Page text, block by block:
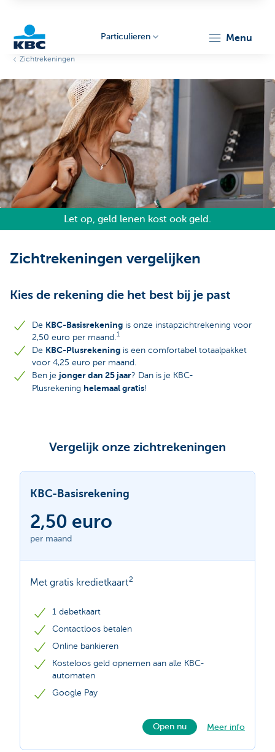
Particulieren
Particulieren menu
Zichtrekeningen
Let op, geld lenen kost ook geld.
Zichtrekeningen vergelijken
Kies de rekening die het best bij je past
De KBC-Basisrekening is onze instapzichtrekening voor
2,50 euro per maand.1
De KBC-Plusrekening is een comfortabel totaalpakket
voor 4,25 euro per maand.
Ben je jonger dan 25 jaar? Dan is je KBC-
Plusrekening helemaal gratis!
Vergelijk onze zichtrekeningen
KBC-Basisrekening
2,50 euro
per maand
Met gratis kredietkaart2
1 debetkaart
Contactloos betalen
Online bankieren
Kosteloos geld opnemen aan alle KBC-
automaten
Google Pay
Open nu Meer info